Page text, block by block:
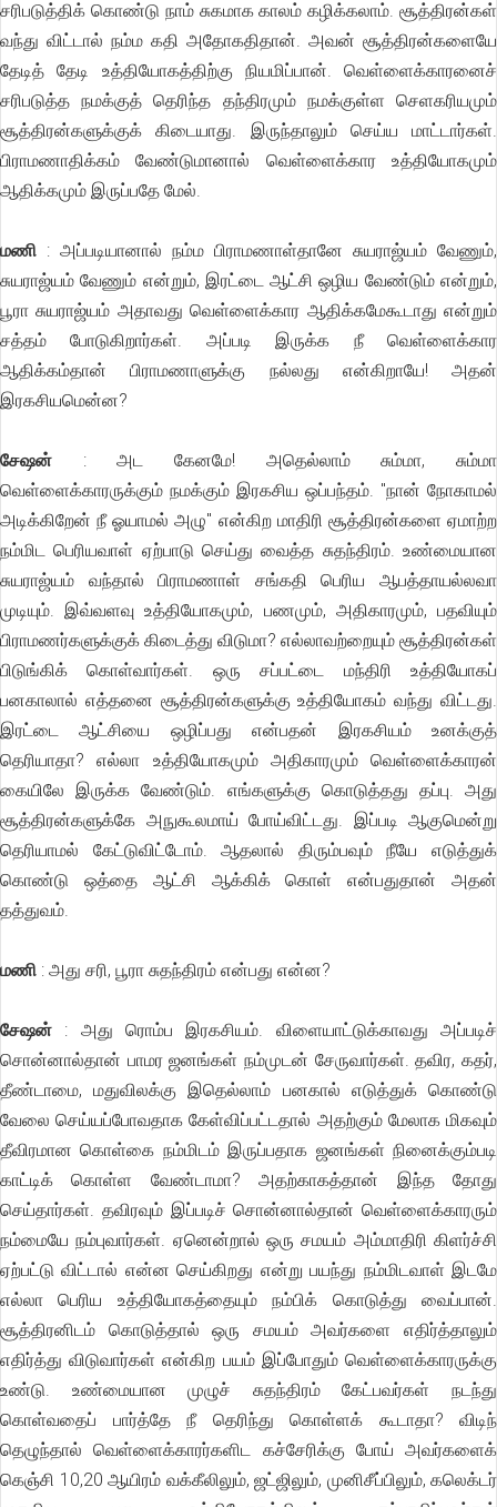
சரிபடுத்திக் கொண்டு நாம் சுகமாக காலம் கழிக்கலாம். சூத்திரன்கள்
வந்து விட்டால் நம்ம கதி அதோகதிதான். அவன் சூத்திரன்களையே
தேடித் தேடி உத்தியோகத்திற்கு நியமிப்பான். வெள்ளைக்காரனைச்
சரிபடுத்த நமக்குத் தெரிந்த தந்திரமும் நமக்குள்ள செளகரியமும்
சூத்திரன்களுக்குக் கிடையாது. இருந்தாலும் செய்ய மாட்டார்கள்.
பிராமணாதிக்கம் வேண்டுமானால் வெள்ளைக்கார உத்தியோகமும்
ஆதிக்கமும் இருப்பதே மேல்.
மணி : அப்படியானால் நம்ம பிராமணாள்தானே சுயராஜ்யம் வேணும்,
சுயராஜ்யம் வேணும் என்றும், இரட்டை ஆட்சி ஒழிய வேண்டும் என்றும்,
பூரா சுயராஜ்யம் அதாவது வெள்ளைக்கார ஆதிக்கமேகூடாது என்றும்
சத்தம் போடுகிறார்கள். அப்படி இருக்க நீ வெள்ளைக்கார
ஆதிக்கம்தான் பிராமணாளுக்கு நல்லது என்கிறாயே! அதன்
இரகசியமென்ன?
சேஷன் : அட கேனமே! அதெல்லாம் சும்மா, சும்மா
வெள்ளைக்காரருக்கும் நமக்கும் இரகசிய ஒப்பந்தம். "நான் நோகாமல்
அடிக்கிறேன் நீ ஓயாமல் அழு" என்கிற மாதிரி சூத்திரன்களை ஏமாற்ற
நம்மிட பெரியவாள் ஏற்பாடு செய்து வைத்த சுதந்திரம். உண்மையான
சுயராஜ்யம் வந்தால் பிராமணாள் சங்கதி பெரிய ஆபத்தாயல்லவா
முடியும். இவ்வளவு உத்தியோகமும், பணமும், அதிகாரமும், பதவியும்
பிராமணர்களுக்குக் கிடைத்து விடுமா? எல்லாவற்றையும் சூத்திரன்கள்
பிடுங்கிக் கொள்வார்கள். ஒரு சப்பட்டை மந்திரி உத்தியோகப்
பனகாலால் எத்தனை சூத்திரன்களுக்கு உத்தியோகம் வந்து விட்டது.
இரட்டை ஆட்சியை ஒழிப்பது என்பதன் இரகசியம் உனக்குத்
தெரியாதா? எல்லா உத்தியோகமும் அதிகாரமும் வெள்ளைக்காரன்
கையிலே இருக்க வேண்டும். எங்களுக்கு கொடுத்தது தப்பு. அது
சூத்திரன்களுக்கே அநுகூலமாய் போய்விட்டது. இப்படி ஆகுமென்று
தெரியாமல் கேட்டுவிட்டோம். ஆதலால் திரும்பவும் நீயே எடுத்துக்
கொண்டு ஒத்தை ஆட்சி ஆக்கிக் கொள் என்பதுதான் அதன்
தத்துவம்.
மணி : அது சரி, பூரா சுதந்திரம் என்பது என்ன?
சேஷன் : அது ரொம்ப இரகசியம். விளையாட்டுக்காவது அப்படிச்
சொன்னால்தான் பாமர ஜனங்கள் நம்முடன் சேருவார்கள். தவிர, கதர்,
தீண்டாமை, மதுவிலக்கு இதெல்லாம் பனகால் எடுத்துக் கொண்டு
வேலை செய்யப்போவதாக கேள்விப்பட்டதால் அதற்கும் மேலாக மிகவும்
தீவிரமான கொள்கை நம்மிடம் இருப்பதாக ஜனங்கள் நினைக்கும்படி
காட்டிக் கொள்ள வேண்டாமா? அதற்காகத்தான் இந்த தோது
செய்தார்கள். தவிரவும் இப்படிச் சொன்னால்தான் வெள்ளைக்காரரும்
நம்மையே நம்புவார்கள். ஏனென்றால் ஒரு சமயம் அம்மாதிரி கிளர்ச்சி
ஏற்பட்டு விட்டால் என்ன செய்கிறது என்று பயந்து நம்மிடவாள் இடமே
எல்லா பெரிய உத்தியோகத்தையும் நம்பிக் கொடுத்து வைப்பான்.
சூத்திரனிடம் கொடுத்தால் ஒரு சமயம் அவர்களை எதிர்த்தாலும்
எதிர்த்து விடுவார்கள் என்கிற பயம் இப்போதும் வெள்ளைக்காரருக்கு
உண்டு. உண்மையான முழுச் சுதந்திரம் கேட்பவர்கள் நடந்து
கொள்வதைப் பார்த்தே நீ தெரிந்து கொள்ளக் கூடாதா? விடிந்
தெழுந்தால் வெள்ளைக்காரர்களிட கச்சேரிக்கு போய் அவர்களைக்
கெஞ்சி 10,20 ஆயிரம் வக்கீலிலும், ஜட்ஜிலும், முனிசீப்பிலும், கலெக்டர்